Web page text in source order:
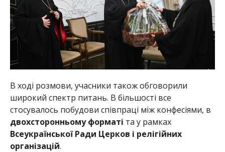
В ході розмови, учасники також обговорили
широкий спектр питань. В більшості все
стосувалось побудови співпраці між конфесіями, в
двохсторонньому форматі та у рамках
Всеукраїнської Ради Церков і релігійних
організацій.